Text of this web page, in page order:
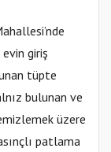
giriş
tüpte
bulunan ve
üzere
patlama